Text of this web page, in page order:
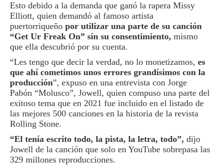
Esto debido a la demanda que ganó la rapera Missy
Elliott, quien demandó al famoso artista
puertorriqueño por utilizar una parte de su canción
“Get Ur Freak On” sin su consentimiento, mismo
que ella descubrió por su cuenta.
“Les tengo que decir la verdad, no lo monetizamos, es
que ahí cometimos unos errores grandísimos con la
producción”, expuso en una entrevista con Jorge
Pabón “Molusco”, Jowell, quien compuso una parte del
exitoso tema que en 2021 fue incluido en el listado de
las mejores 500 canciones en la historia de la revista
Rolling Stone.
“El tenía escrito todo, la pista, la letra, todo”, dijo
Jowell de la canción que solo en YouTube sobrepasa las
329 millones reproducciones.